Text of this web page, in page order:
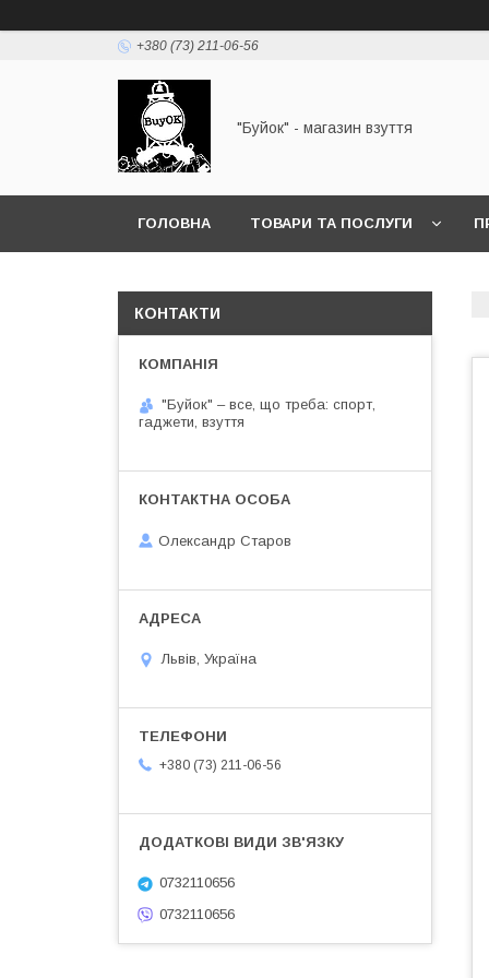
+380 (73) 211-06-56
"Буйок" - магазин взуття
ГОЛОВНА ТОВАРИ ТА ПОСЛУГИ
КОНТАКТИ
"Буйок" – все, що треба: спорт,
гаджети, взуття
Олександр Старов
Львів, Україна
+380 (73) 211-06-56
0732110656
0732110656